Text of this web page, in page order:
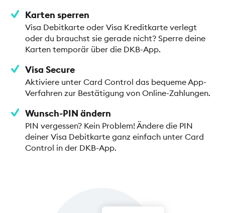
Karten sperren
Visa Debitkarte oder Visa Kreditkarte verlegt
oder du brauchst sie gerade nicht? Sperre deine
Karten temporär über die DKB-App.
Visa Secure
Aktiviere unter Card Control das bequeme App-
Verfahren zur Bestätigung von Online-Zahlungen.
Wunsch-PIN ändern
PIN vergessen? Kein Problem! Ändere die PIN
deiner Visa Debitkarte ganz einfach unter Card
Control in der DKB-App.